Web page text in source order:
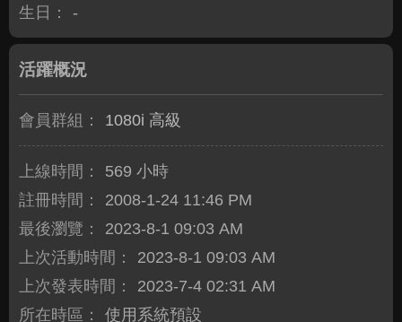
生日：
-
活躍概況
會員群組： 1080i 高級
上線時間：
569 小時
註冊時間：
2008-1-24 11:46 PM
最後瀏覽：
2023-8-1 09:03 AM
上次活動時間：
2023-8-1 09:03 AM
上次發表時間：
2023-7-4 02:31 AM
所在時區：
使用系統預設